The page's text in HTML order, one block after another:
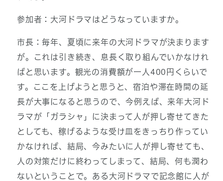
参加者：大河ドラマはどうなっていますか。
市長：毎年、夏頃に来年の大河ドラマが決まります
が。これは引き続き、息長く取り組んでいかなけれ
ばと思います。観光の消費額が一人400円くらいで
す。ここを上げようと思うと、宿泊や滞在時間の延
長が大事になると思うので、今例えば、来年大河ド
ラマが「ガラシャ」に決まって人が押し寄せてきた
としても、稼げるような受け皿をきっちり作ってい
かなければ、結局、今みたいに人が押し寄せても、
人の対策だけに終わってしまって、結局、何も潤わ
ないということで。ある大河ドラマで記念館に人が